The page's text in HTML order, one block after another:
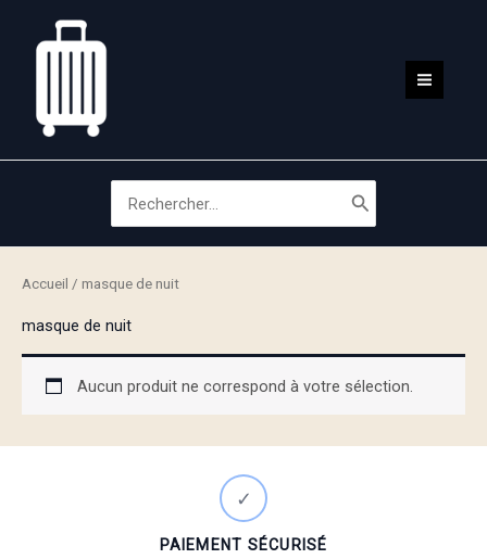
MAIN
Search
for:
Accueil / masque de nuit
masque de nuit
Aucun produit ne correspond à votre sélection.
✓
PAIEMENT SÉCURISÉ